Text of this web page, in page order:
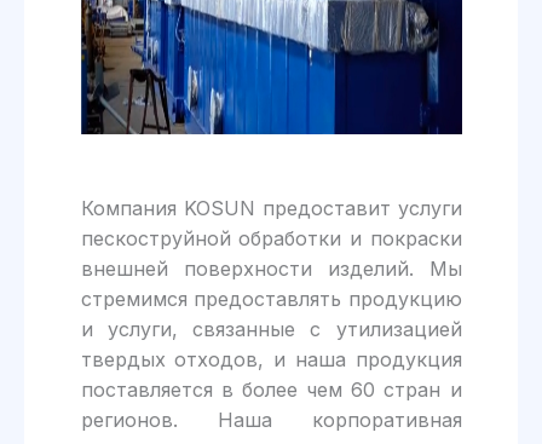
Компания KOSUN предоставит услуги
пескоструйной обработки и покраски
внешней поверхности изделий. Мы
стремимся предоставлять продукцию
и услуги, связанные с утилизацией
твердых отходов, и наша продукция
поставляется в более чем 60 стран и
регионов. Наша корпоративная